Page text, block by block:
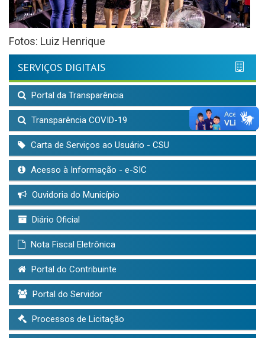
Fotos: Luiz Henrique
SERVIÇOS DIGITAIS
Portal da Transparência
Transparência COVID-19
Carta de Serviços ao Usuário - CSU
Acesso à Informação - e-SIC
Ouvidoria do Município
Diário Oficial
Nota Fiscal Eletrônica
Portal do Contribuinte
Portal do Servidor
Processos de Licitação